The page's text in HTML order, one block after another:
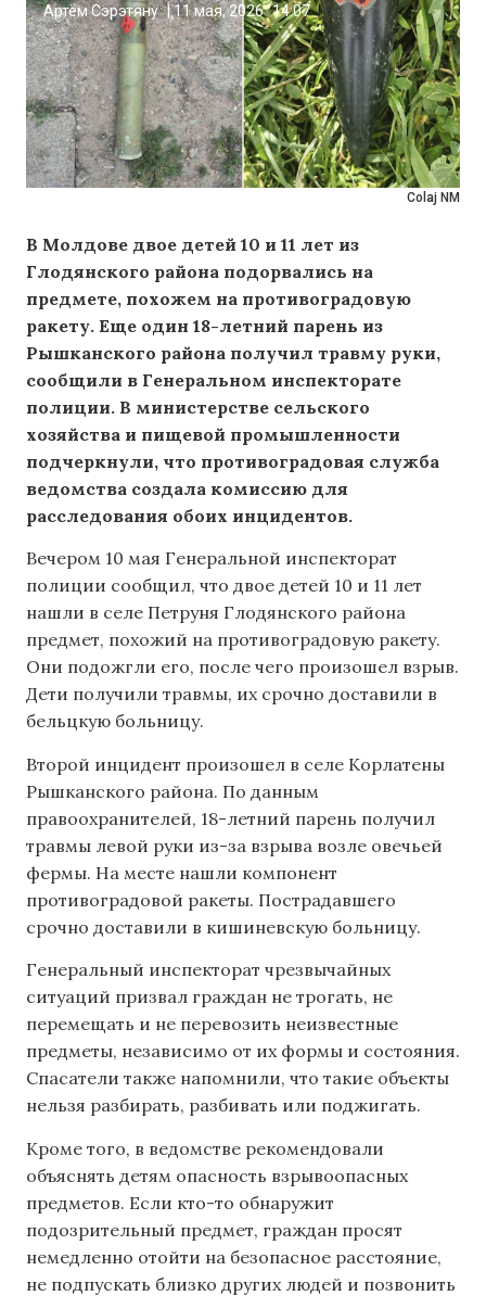
Colaj NM
Артём Сэрэтяну |11 мая, 2026 14:07
В Молдове двое детей 10 и 11 лет из
Глодянского района подорвались на
предмете, похожем на противоградовую
ракету. Еще один 18-летний парень из
Рышканского района получил травму руки,
сообщили в Генеральном инспекторате
полиции. В министерстве сельского
хозяйства и пищевой промышленности
подчеркнули, что противоградовая служба
ведомства создала комиссию для
расследования обоих инцидентов.
Вечером 10 мая Генеральной инспекторат
полиции сообщил, что двое детей 10 и 11 лет
нашли в селе Петруня Глодянского района
предмет, похожий на противоградовую ракету.
Они подожгли его, после чего произошел взрыв.
Дети получили травмы, их срочно доставили в
бельцкую больницу.
Второй инцидент произошел в селе Корлатены
Рышканского района. По данным
правоохранителей, 18-летний парень получил
травмы левой руки из-за взрыва возле овечьей
фермы. На месте нашли компонент
противоградовой ракеты. Пострадавшего
срочно доставили в кишиневскую больницу.
Генеральный инспекторат чрезвычайных
ситуаций призвал граждан не трогать, не
перемещать и не перевозить неизвестные
предметы, независимо от их формы и состояния.
Спасатели также напомнили, что такие объекты
нельзя разбирать, разбивать или поджигать.
Кроме того, в ведомстве рекомендовали
объяснять детям опасность взрывоопасных
предметов. Если кто-то обнаружит
подозрительный предмет, граждан просят
немедленно отойти на безопасное расстояние,
не подпускать близко других людей и позвонить